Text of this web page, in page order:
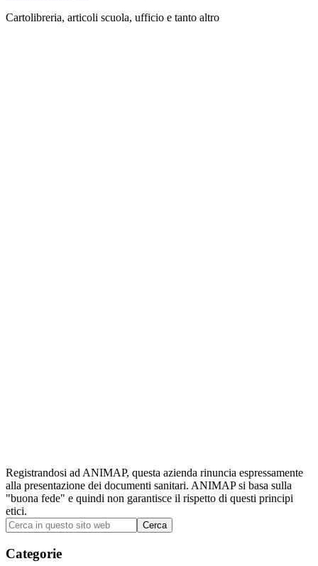
Cartolibreria, articoli scuola, ufficio e tanto altro
Registrandosi ad ANIMAP, questa azienda rinuncia espressamente
alla presentazione dei documenti sanitari. ANIMAP si basa sulla
"buona fede" e quindi non garantisce il rispetto di questi principi
etici.
Barra
laterale
Cerca
in
questo
sito
Categorie